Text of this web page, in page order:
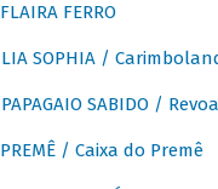
FLAIRA FERRO
LIA SOPHIA /
PAPAGAIO SABIDO /
PREMÊ / Caixa do Premê